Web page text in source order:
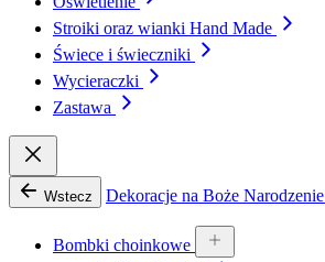
Stroiki oraz wianki Hand Made
Świece i świeczniki
Wycieraczki
Zastawa
Wstecz Dekoracje na Boże Narodzenie
Bombki choinkowe